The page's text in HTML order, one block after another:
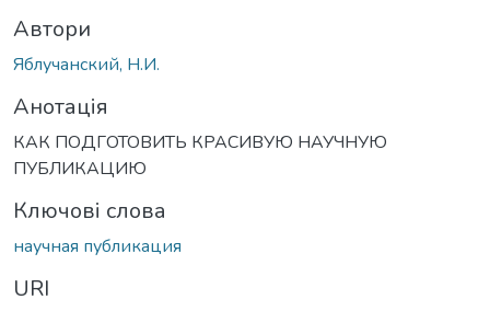
Автори
Яблучанский, Н.И.
Анотація
КАК ПОДГОТОВИТЬ КРАСИВУЮ НАУЧНУЮ
ПУБЛИКАЦИЮ
Ключові слова
научная публикация
URI